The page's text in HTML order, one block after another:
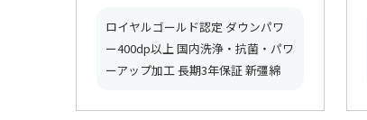
ロイヤルゴールド認定 ダウンパワ
ー400dp以上 国内洗浄・抗菌・パワ
ーアップ加工 長期3年保証 新彊綿